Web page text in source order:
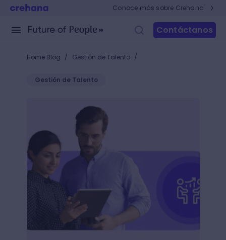
Conoce más sobre Crehana
Contáctanos
Home Blog / Gestión de Talento /
Gestión de Talento